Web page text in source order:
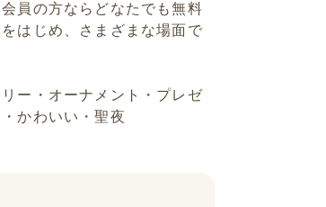
員の方ならどなたでも無料
はじめ、さまざまな場面で
ー・オーナメント・プレゼ
かわいい・聖夜